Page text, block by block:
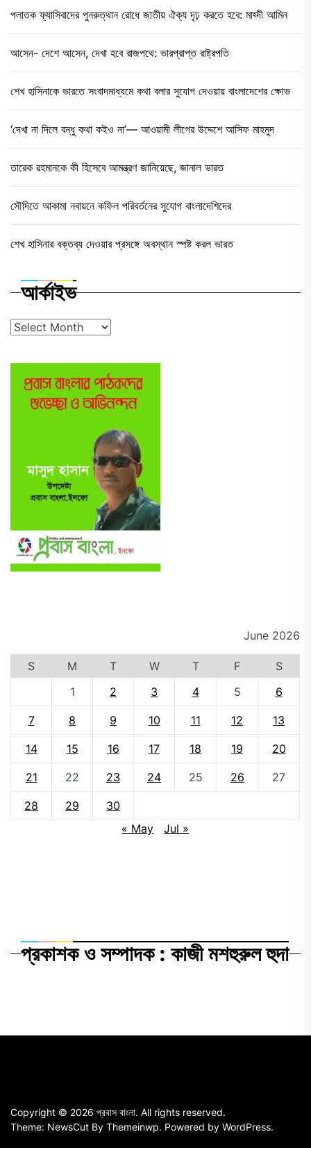
পলাতক ফ্যাসিবাদের পুনরুত্থান রোধে জাতীয় ঐক্য দৃঢ় করতে হবে: মাহ্দী আমিন
আসেন- দেশে আসেন, দেখা হবে রাজপথে: ভারপ্রাপ্ত রাষ্ট্রপতি
শেখ হাসিনাকে ভারতে সংবাদমাধ্যমে কথা বলার সুযোগ দেওয়ায় বাংলাদেশের ক্ষোভ
‘দেখা না দিলে বন্ধু কথা কইও না’— আওয়ামী লীগের উদ্দেশে আসিফ মাহমুদ
তারেক রহমানকে কী হিসেবে আমন্ত্রণ জানিয়েছে, জানাল ভারত
সৌদিতে আকামা নবায়নে কফিল পরিবর্তনের সুযোগ বাংলাদেশিদের
শেখ হাসিনার বক্তব্য দেওয়ার প্রসঙ্গে অবস্থান স্পষ্ট করল ভারত
আর্কাইভ
আর্কাইভ
June 2026
S M T W T F
S
1
2 3 4 5 6
7 8 9 10 11 12 13
14 15 16 17 18 19 20
21 22 23 24 25 26 27
28 29
30
« May
Jul »
প্রকাশক ও সম্পাদক : কাজী মশহুরুল হুদা
Copyright © 2026 প্রবাস বাংলা. All rights reserved.
Theme: NewsCut By Themeinwp. Powered by WordPress.